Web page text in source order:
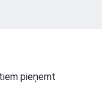
pieņemt